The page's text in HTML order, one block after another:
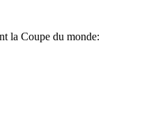
la Coupe du monde: